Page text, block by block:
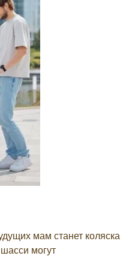
мам станет коляска
могут